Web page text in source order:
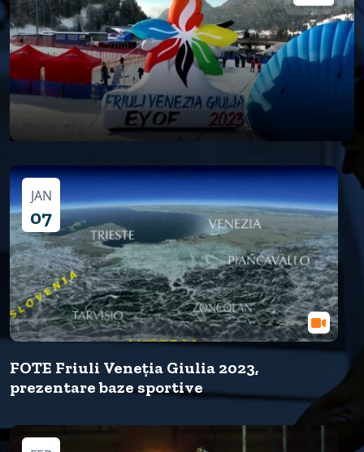
JAN
07
FOTE Friuli Veneția Giulia 2023,
prezentare baze sportive